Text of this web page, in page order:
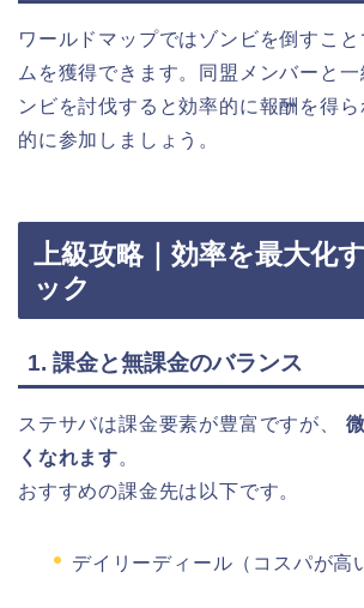
ワールドマップではゾンビを倒すこ
ムを獲得できます。同盟メンバーと
ンビを討伐すると効率的に報酬を得
的に参加しましょう。
上級攻略｜効率を最大化
ック
1. 課金と無課金のバランス
ステサバは課金要素が豊富ですが、
くなれます。
おすすめの課金先は以下です。
デイリーディール（コスパが高